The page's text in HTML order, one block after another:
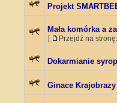
Projekt
Mała komórka a
[ Przejdź na stronę:
Dokarmianie
Ginace Krajobrazy